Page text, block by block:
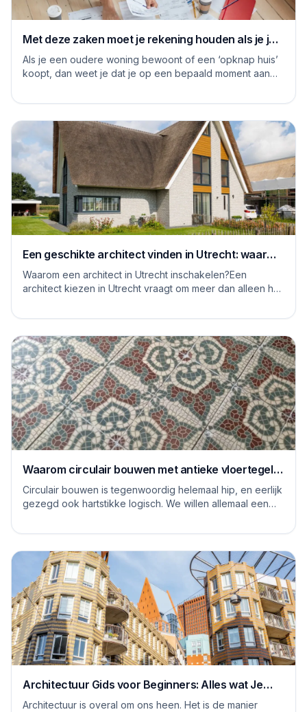
Met deze zaken moet je rekening houden als je je
huis grondig gaat renoveren
Als je een oudere woning bewoont of een ‘opknap huis’
koopt, dan weet je dat je op een bepaald moment aan
Een geschikte architect vinden in Utrecht: waar
moet je op letten
Waarom een architect in Utrecht inschakelen?Een
architect kiezen in Utrecht vraagt om meer dan alleen het
Waarom circulair bouwen met antieke vloertegels
een goed idee is
Circulair bouwen is tegenwoordig helemaal hip, en eerlijk
gezegd ook hartstikke logisch. We willen allemaal een
Architectuur Gids voor Beginners: Alles wat Je
Moet Weten
Architectuur is overal om ons heen. Het is de manier